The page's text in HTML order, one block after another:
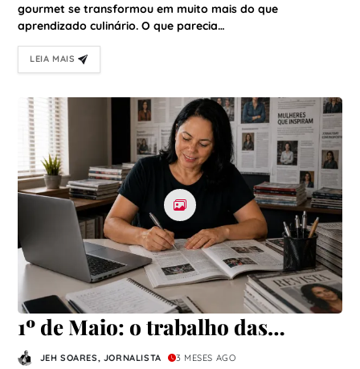
gourmet se transformou em muito mais do que
aprendizado culinário. O que parecia…
LEIA MAIS
1º de Maio: o trabalho das
mulheres que movem o Brasil
JEH SOARES, JORNALISTA 3 MESES AGO